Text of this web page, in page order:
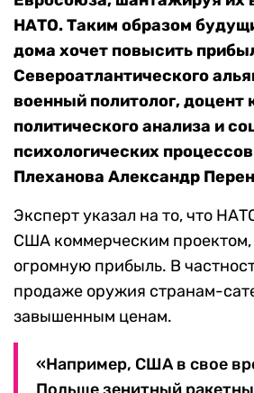
НАТО. Таким образом
дома хочет повысить
Североатлантического
военный политолог,
политического анализа и
психологических
Плеханова Александр
Эксперт указал на то, что
США коммерческим
огромную прибыль. В
продаже оружия странам-
завышенным ценам.
«Например, США в свое